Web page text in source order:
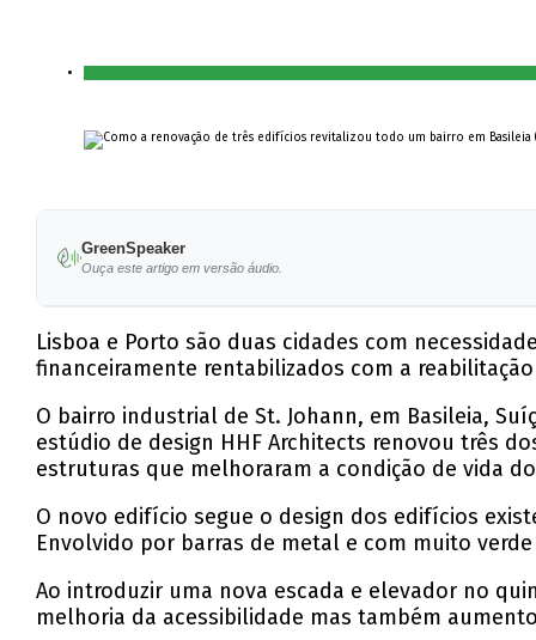
GreenSpeaker
Ouça este artigo em versão áudio.
Lisboa e Porto são duas cidades com
financeiramente rentabilizados com a
O bairro industrial de St. Johann, em Basileia,
estúdio de design HHF Architects renovou três
estruturas que melhoraram a condição de vida
O novo edifício segue o design dos edifícios
Envolvido por barras de metal e com muito
Ao introduzir uma nova escada e elevador no
melhoria da acessibilidade mas também